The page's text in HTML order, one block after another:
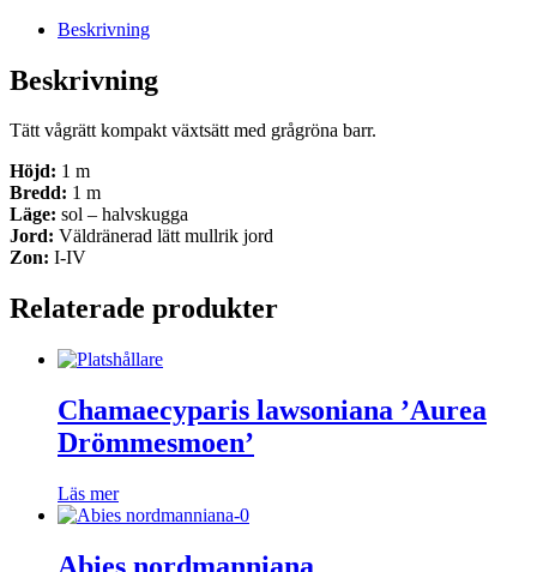
Beskrivning
Beskrivning
Tätt vågrätt kompakt växtsätt med grågröna barr.
Höjd: 1 m
Bredd: 1 m
Läge: sol – halvskugga
Jord: Väldränerad lätt mullrik jord
Zon: I-IV
Relaterade produkter
Chamaecyparis lawsoniana ’Aurea
Drömmesmoen’
Läs mer